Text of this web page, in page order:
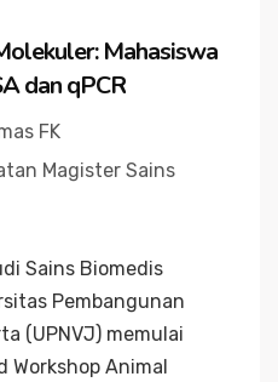
Mahasiswa
dan qPCR
FK
Magister Sains
Sains Biomedis
Pembangunan
(UPNVJ) memulai
Workshop Animal